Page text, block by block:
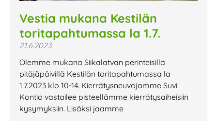
Vestia mukana Kestilän
toritapahtumassa la 1.7.
21.6.2023
Olemme mukana Siikalatvan perinteisillä
pitäjäpäivillä Kestilän toritapahtumassa la
1.7.2023 klo 10-14. Kierrätysneuvojamme Suvi
Kontio vastailee pisteellämme kierrätysaiheisiin
kysymyksiin. Lisäksi jaamme